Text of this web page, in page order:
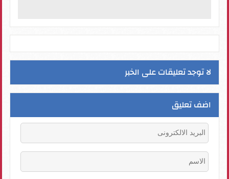
لا توجد تعليقات على الخبر
اضف تعليق